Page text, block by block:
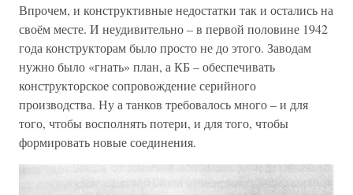
Впрочем, и конструктивные недостатки так и остались на
своём месте. И неудивительно – в первой половине 1942
года конструкторам было просто не до этого. Заводам
нужно было «гнать» план, а КБ – обеспечивать
конструкторское сопровождение серийного
производства. Ну а танков требовалось много – и для
того, чтобы восполнять потери, и для того, чтобы
формировать новые соединения.